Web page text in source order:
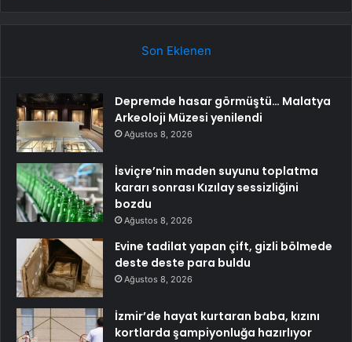
Son Eklenen
Depremde hasar görmüştü… Malatya
Arkeoloji Müzesi yenilendi
Ağustos 8, 2026
İsviçre’nin maden suyunu toplatma
kararı sonrası Kızılay sessizliğini
bozdu
Ağustos 8, 2026
Evine tadilat yapan çift, gizli bölmede
deste deste para buldu
Ağustos 8, 2026
İzmir’de hayat kurtaran baba, kızını
kortlarda şampiyonluğa hazırlıyor